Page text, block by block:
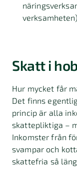
verksamheten)
Skatt i
Hur mycket får
Det finns
princip är alla
skattepliktiga –
Inkomster från
svampar och
skattefria så